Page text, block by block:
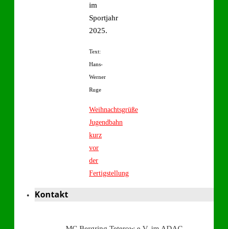
im
Sportjahr
2025.
Text:
Hans-
Werner
Ruge
Weihnachtsgrüße
Jugendbahn
kurz
vor
der
Fertigstellung
Kontakt